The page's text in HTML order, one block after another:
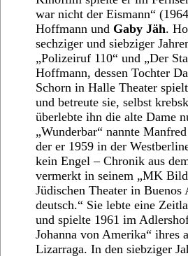
war nicht der Eismann“
Hoffmann und Gaby Jäh.
sechziger und siebziger
„Polizeiruf 110“ und „Der
Hoffmann, dessen Tochter
Schorn in Halle Theater
und betreute sie, selbst
überlebte ihn die alte Dame
„Wunderbar“ nannte
der er 1959 in der
kein Engel – Chronik aus
vermerkt in seinem „MK
Jüdischen Theater in
deutsch.“ Sie lebte eine
und spielte 1961 im
Johanna von Amerika“ ihres
Lizarraga. In den siebziger